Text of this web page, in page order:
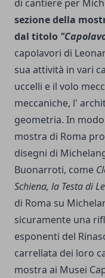
di cantiere per
sezione della
dal titolo
capolavori di
sua attività in vari
uccelli e il volo
meccaniche, l'
geometria. In
mostra di Roma
disegni di
Buonarroti, come
Schiena, la Testa di
di Roma su
sicuramente una
esponenti del
carrellata dei loro
mostra ai Musei